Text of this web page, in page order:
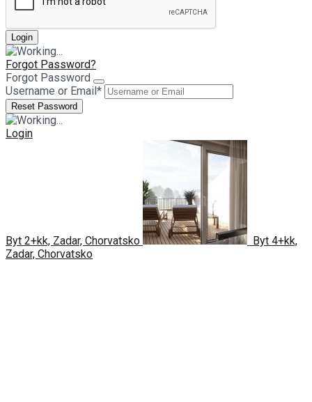
Forgot Password?
Forgot Password
Username or Email *
Login
Byt 2+kk, Zadar, Chorvatsko
Byt 4+kk,
Zadar, Chorvatsko